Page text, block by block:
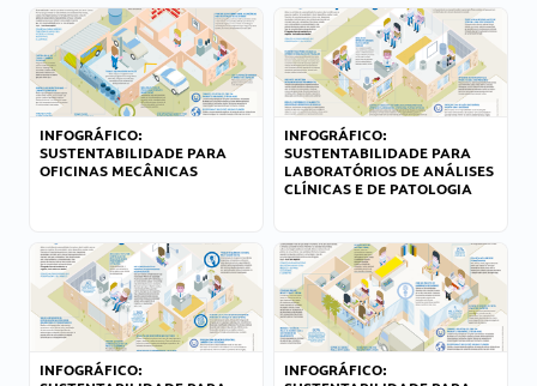
INFOGRÁFICO:
SUSTENTABILIDADE PARA
OFICINAS MECÂNICAS
INFOGRÁFICO:
SUSTENTABILIDADE PARA
LABORATÓRIOS DE ANÁLISES
CLÍNICAS E DE PATOLOGIA
INFOGRÁFICO:
INFOGRÁFICO: